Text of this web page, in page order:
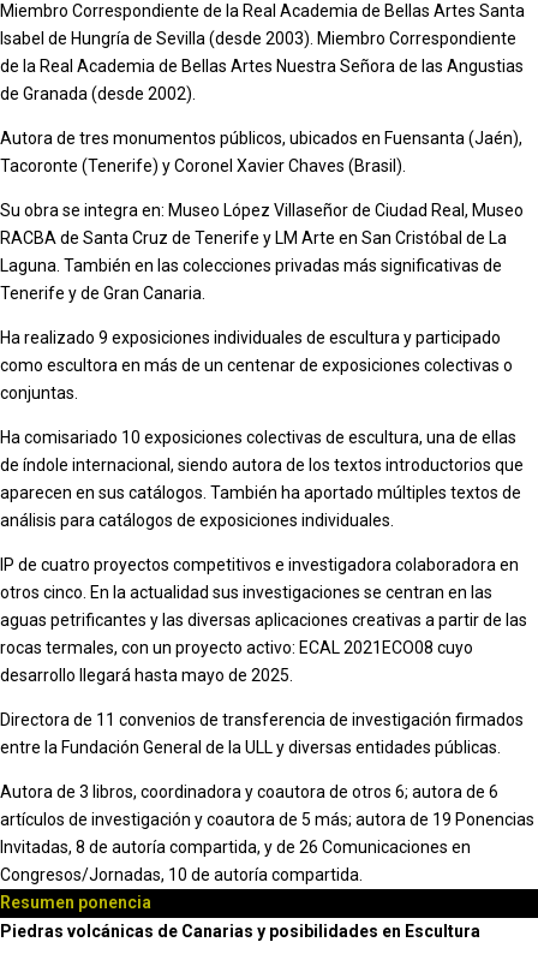
Miembro Correspondiente de la Real Academia de Bellas Artes Santa
Isabel de Hungría de Sevilla (desde 2003). Miembro Correspondiente
de la Real Academia de Bellas Artes Nuestra Señora de las Angustias
de Granada (desde 2002).
Autora de tres monumentos públicos, ubicados en Fuensanta (Jaén),
Tacoronte (Tenerife) y Coronel Xavier Chaves (Brasil).
Su obra se integra en: Museo López Villaseñor de Ciudad Real, Museo
RACBA de Santa Cruz de Tenerife y LM Arte en San Cristóbal de La
Laguna. También en las colecciones privadas más significativas de
Tenerife y de Gran Canaria.
Ha realizado 9 exposiciones individuales de escultura y participado
como escultora en más de un centenar de exposiciones colectivas o
conjuntas.
Ha comisariado 10 exposiciones colectivas de escultura, una de ellas
de índole internacional, siendo autora de los textos introductorios que
aparecen en sus catálogos. También ha aportado múltiples textos de
análisis para catálogos de exposiciones individuales.
IP de cuatro proyectos competitivos e investigadora colaboradora en
otros cinco. En la actualidad sus investigaciones se centran en las
aguas petrificantes y las diversas aplicaciones creativas a partir de las
rocas termales, con un proyecto activo: ECAL 2021ECO08 cuyo
desarrollo llegará hasta mayo de 2025.
Directora de 11 convenios de transferencia de investigación firmados
entre la Fundación General de la ULL y diversas entidades públicas.
Autora de 3 libros, coordinadora y coautora de otros 6; autora de 6
artículos de investigación y coautora de 5 más; autora de 19 Ponencias
Invitadas, 8 de autoría compartida, y de 26 Comunicaciones en
Congresos/Jornadas, 10 de autoría compartida.
Resumen ponencia
Piedras volcánicas de Canarias y posibilidades en Escultura